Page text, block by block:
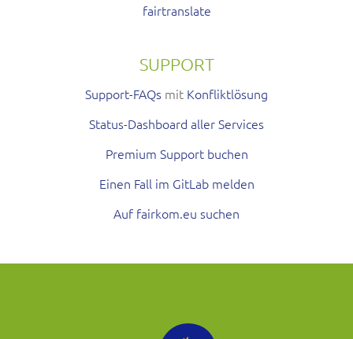
fairtranslate
SUPPORT
Support-FAQs mit Konfliktlösung
Status-Dashboard aller Services
Premium Support buchen
Einen Fall im GitLab melden
Auf fairkom.eu suchen